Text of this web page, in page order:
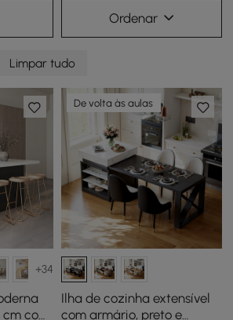
Ordenar
Limpar tudo
+34
com
De volta às aulas
Ilha de cozinha extensível
com armário, preto e